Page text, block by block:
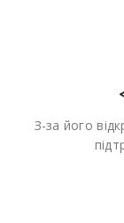
З-за його